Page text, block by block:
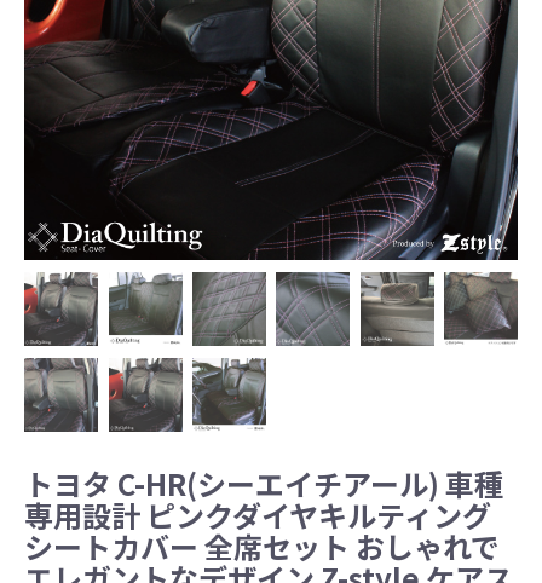
トヨタ C-HR(シーエイチアール) 車種
専用設計 ピンクダイヤキルティング
シートカバー 全席セット おしゃれで